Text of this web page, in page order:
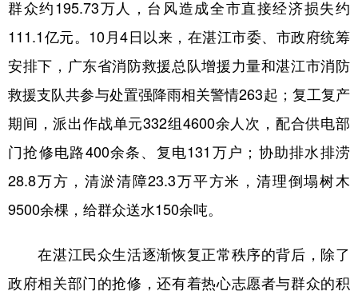
群众约195.73万人，台风造成全市直接经济损失约
111.1亿元。10月4日以来，在湛江市委、市政府统筹
安排下，广东省消防救援总队增援力量和湛江市消防
救援支队共参与处置强降雨相关警情263起；复工复产
期间，派出作战单元332组4600余人次，配合供电部
门抢修电路400余条、复电131万户；协助排水排涝
28.8万方，清淤清障23.3万平方米，清理倒塌树木
9500余棵，给群众送水150余吨。
在湛江民众生活逐渐恢复正常秩序的背后，除了
政府相关部门的抢修，还有着热心志愿者与群众的积